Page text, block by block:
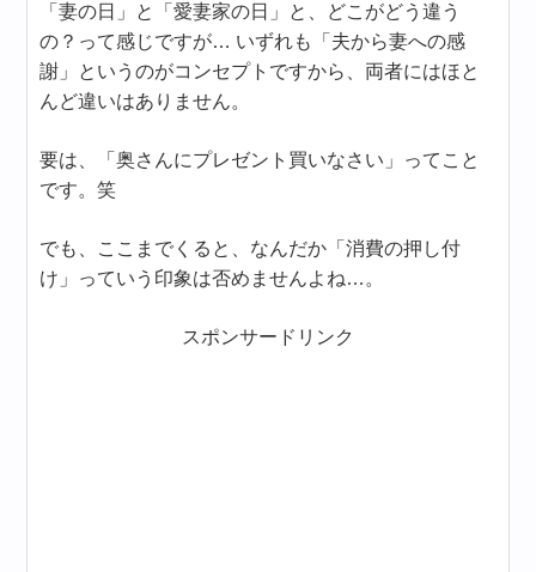
「妻の日」と「愛妻家の日」と、どこがどう違う
の？って感じですが… いずれも「夫から妻への感
謝」というのがコンセプトですから、両者にはほと
んど違いはありません。
要は、「奥さんにプレゼント買いなさい」ってこと
です。笑
でも、ここまでくると、なんだか「消費の押し付
け」っていう印象は否めませんよね…。
スポンサードリンク